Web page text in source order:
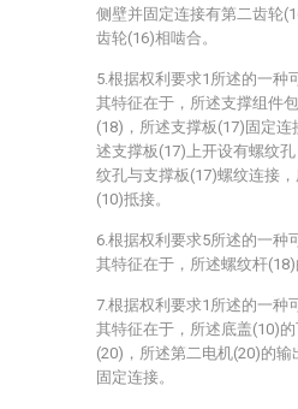
侧壁并固定连接有第二齿轮
齿轮(16)相啮合。
5.根据权利要求1所述的一种
其特征在于，所述支撑组件
(18)，所述支撑板(17)固定
述支撑板(17)上开设有螺纹
纹孔与支撑板(17)螺纹连接
(10)抵接。
6.根据权利要求5所述的一种
其特征在于，所述螺纹杆
7.根据权利要求1所述的一种
其特征在于，所述底盖(10)
(20)，所述第二电机(20)的
固定连接。